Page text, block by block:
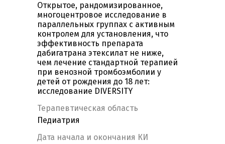
Открытое, рандомизированное,
многоцентровое исследование в
параллельных группах с активным
контролем для установления, что
эффективность препарата
дабигатрана этексилат не ниже,
чем лечение стандартной терапией
при венозной тромбоэмболии у
детей от рождения до 18 лет:
исследование DIVERSITY
Терапевтическая область
Педиатрия
Дата начала и окончания КИ